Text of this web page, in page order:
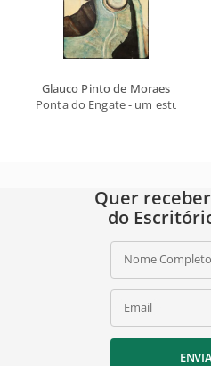
Glauco Pinto de Moraes
Ponta do Engate - um estudo -
Quer
do
Nome Completo
Email